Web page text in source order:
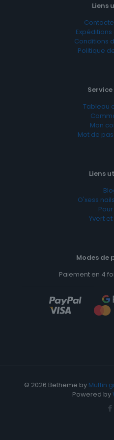
Liens
Conditions
Politique
Tableau
Mon
Mot de
Liens
O'xess
Yvert
Modes de
Paiement en 4
© 2026 Betheme by Muffin
Powered by